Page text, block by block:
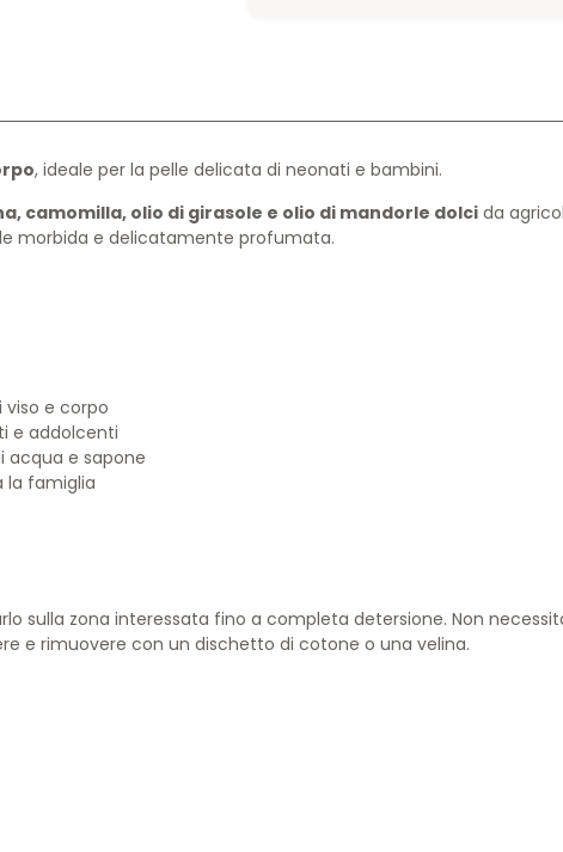
, ideale per la pelle delicata di neonati e bambini.
camomilla, olio di girasole e olio di mandorle dolci da
morbida e delicatamente profumata.
e corpo
e addolcenti
acqua e sapone
la famiglia
sulla zona interessata fino a completa detersione. Non
e rimuovere con un dischetto di cotone o una velina.